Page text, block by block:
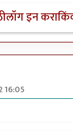
लॉग इन करा
16:05